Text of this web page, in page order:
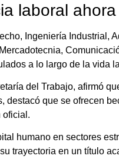
laboral
Ingeniería
a lo largo de la vida
del Trabajo, afirmó
destacó que se ofrecen
oficial.
humano en sectores
trayectoria en un título